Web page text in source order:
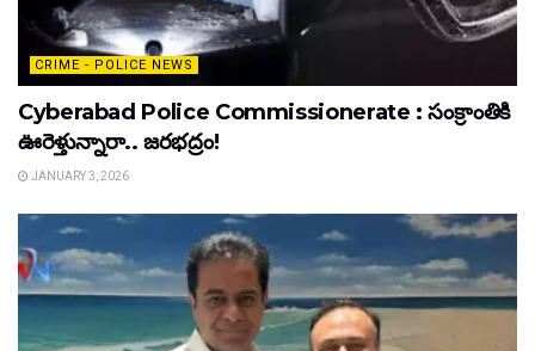
CRIME - POLICE NEWS
Cyberabad Police Commissionerate : సంక్రాంతికి
ఊరెళ్తున్నారా.. జరభద్రం!
JANUARY 3, 2026